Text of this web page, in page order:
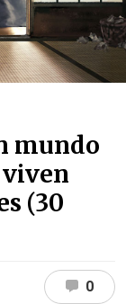
mundo
viven
(30
0